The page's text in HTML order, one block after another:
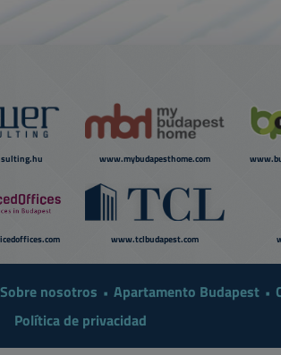
www.mybudapesthome.com
www.tclbudapest.com
Sobre nosotros Apartamento Budapest
Política de privacidad